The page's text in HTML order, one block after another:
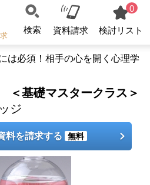
検索 資料請求
0
検討リスト
は必須！相手の心を開く心理学
基礎マスタークラス＞
ジ
料を請求する 無料